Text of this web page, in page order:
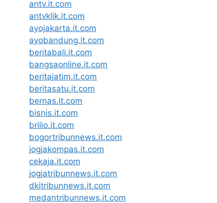
antv.it.com
antvklik.it.com
ayojakarta.it.com
ayobandung.it.com
beritabali.it.com
bangsaonline.it.com
beritajatim.it.com
beritasatu.it.com
bernas.it.com
bisnis.it.com
brilio.it.com
bogortribunnews.it.com
jogjakompas.it.com
cekaja.it.com
jogjatribunnews.it.com
dkitribunnews.it.com
medantribunnews.it.com